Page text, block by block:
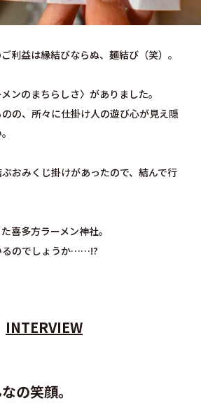
利益は縁結びならぬ、麺結び（笑）。
ンのまちらしさ〉がありました。
の、所々に仕掛け人の遊び心が見え隠
おみくじ掛けがあったので、結んで行
喜多方ラーメン神社。
るのでしょうか……!?
INTERVIEW
の笑顔。